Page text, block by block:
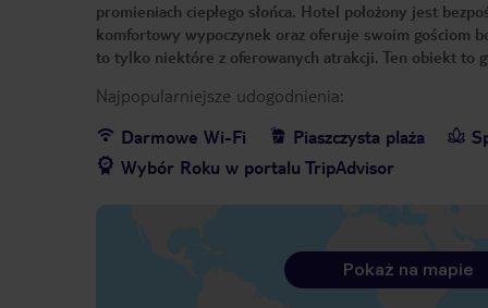
promieniach ciepłego słońca. Hotel położony jest
komfortowy wypoczynek oraz oferuje swoim gościom
to tylko niektóre z oferowanych atrakcji. Ten obiekt to
Najpopularniejsze udogodnienia:
Darmowe Wi-Fi
Piaszczysta plaża
Wybór Roku w portalu TripAdvisor
Pokaż na mapie